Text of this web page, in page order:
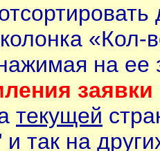
«Кол-
на ее
заявки
текущей
и так на